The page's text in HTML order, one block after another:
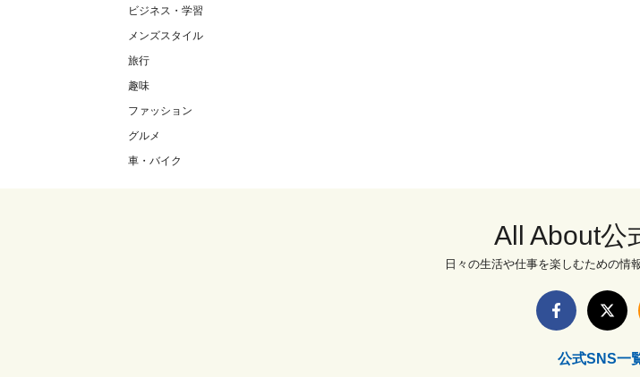
ビジネス・学習
メンズスタイル
旅行
趣味
ファッション
グルメ
車・バイク
All About公
日々の生活や仕事を楽しむための情
公式SNS一